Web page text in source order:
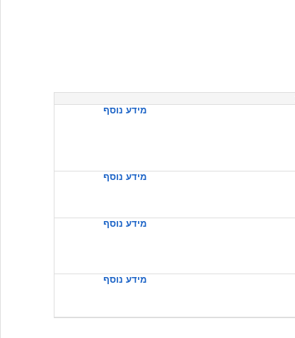
מידע נוסף
מידע נוסף
מידע נוסף
מידע נוסף